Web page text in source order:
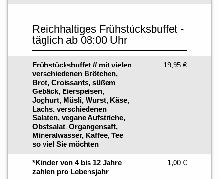
Reichhaltiges Frühstücksbuffet -
täglich ab 08:00 Uhr
Frühstücksbuffet // mit vielen
verschiedenen Brötchen,
Brot, Croissants, süßem
Gebäck, Eierspeisen,
Joghurt, Müsli, Wurst, Käse,
Lachs, verschiedenen
Salaten, vegane Aufstriche,
Obstsalat, Organgensaft,
Mineralwasser, Kaffee, Tee
so viel Sie möchten
19,95 €
*Kinder von 4 bis 12 Jahre
zahlen pro Lebensjahr
1,00 €